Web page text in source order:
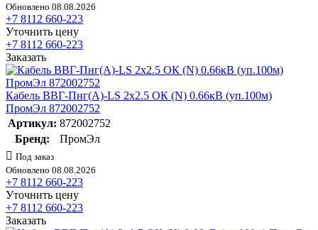
Обновлено 08.08.2026
+7 8112 660-223
Уточнить цену
+7 8112 660-223
Заказать
Кабель ВВГ-Пнг(А)-LS 2х2.5 ОК (N) 0.66кВ (уп.100м)
ПромЭл 872002752
Артикул: 872002752
Бренд:
ПромЭл
Под заказ
Обновлено 08.08.2026
+7 8112 660-223
Уточнить цену
+7 8112 660-223
Заказать